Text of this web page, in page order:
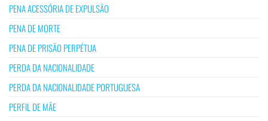
PENA ACESSÓRIA DE EXPULSÃO
PENA DE MORTE
PENA DE PRISÃO PERPÉTUA
PERDA DA NACIONALIDADE
PERDA DA NACIONALIDADE PORTUGUESA
PERFIL DE MÃE